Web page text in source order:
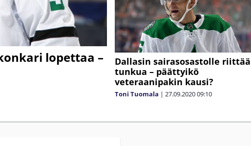
lopettaa –
Dallasin sairasosastolle riittää
tunkua – päättyikö
veteraanipakin kausi?
Toni Tuomala | 27.09.202009:10